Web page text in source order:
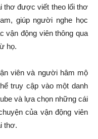
thơ được viết theo lối thơ
giúp người nghe học
vận động viên thông qua
họ.
viên và người hâm mộ
truy cập vào một danh
và lựa chọn những cái
của vận động viên
thơ.